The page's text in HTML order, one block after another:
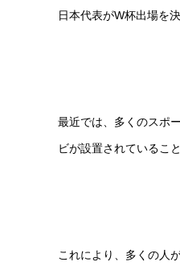
日本代表がW杯出場を
最近では、多くのスポ
ビが設置されているこ
これにより、多くの人